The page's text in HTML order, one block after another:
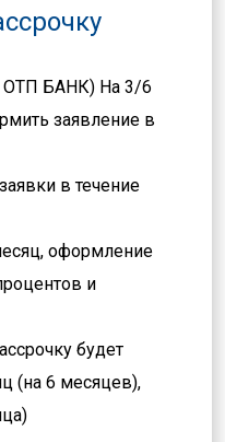
БАНК) На 3/6
заявление в
в течение
оформление
и
будет
(на 6 месяцев),